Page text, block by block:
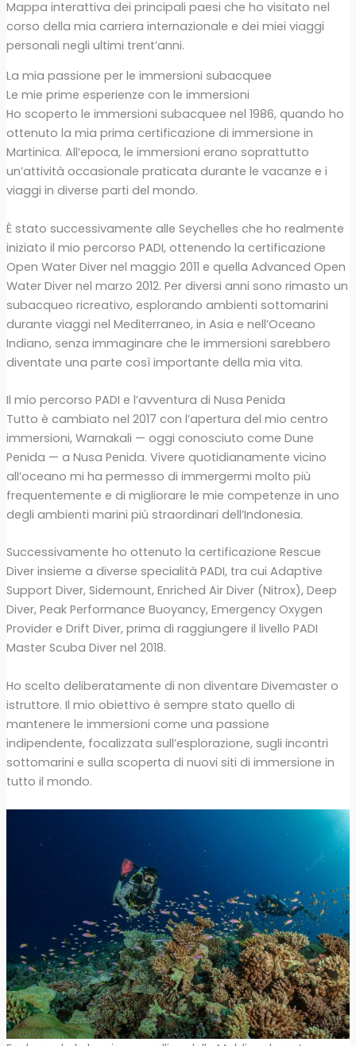
Mappa interattiva dei principali paesi che ho visitato nel
corso della mia carriera internazionale e dei miei viaggi
personali negli ultimi trent’anni.
La mia passione per le immersioni subacquee
Le mie prime esperienze con le immersioni
Ho scoperto le immersioni subacquee nel 1986, quando ho
ottenuto la mia prima certificazione di immersione in
Martinica. All’epoca, le immersioni erano soprattutto
un’attività occasionale praticata durante le vacanze e i
viaggi in diverse parti del mondo.
È stato successivamente alle Seychelles che ho realmente
iniziato il mio percorso PADI, ottenendo la certificazione
Open Water Diver nel maggio 2011 e quella Advanced Open
Water Diver nel marzo 2012. Per diversi anni sono rimasto un
subacqueo ricreativo, esplorando ambienti sottomarini
durante viaggi nel Mediterraneo, in Asia e nell’Oceano
Indiano, senza immaginare che le immersioni sarebbero
diventate una parte così importante della mia vita.
Il mio percorso PADI e l’avventura di Nusa Penida
Tutto è cambiato nel 2017 con l’apertura del mio centro
immersioni, Warnakali — oggi conosciuto come Dune
Penida — a Nusa Penida. Vivere quotidianamente vicino
all’oceano mi ha permesso di immergermi molto più
frequentemente e di migliorare le mie competenze in uno
degli ambienti marini più straordinari dell’Indonesia.
Successivamente ho ottenuto la certificazione Rescue
Diver insieme a diverse specialità PADI, tra cui Adaptive
Support Diver, Sidemount, Enriched Air Diver (Nitrox), Deep
Diver, Peak Performance Buoyancy, Emergency Oxygen
Provider e Drift Diver, prima di raggiungere il livello PADI
Master Scuba Diver nel 2018.
Ho scelto deliberatamente di non diventare Divemaster o
istruttore. Il mio obiettivo è sempre stato quello di
mantenere le immersioni come una passione
indipendente, focalizzata sull’esplorazione, sugli incontri
sottomarini e sulla scoperta di nuovi siti di immersione in
tutto il mondo.